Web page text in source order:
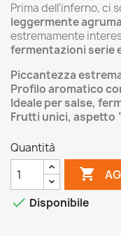
Prima dell'inferno, ci
leggermente
estremamente
fermentazioni serie
Piccantezza
Profilo aromatico
Ideale per salse,
Frutti unici, aspetto
Quantità

 Disponibile